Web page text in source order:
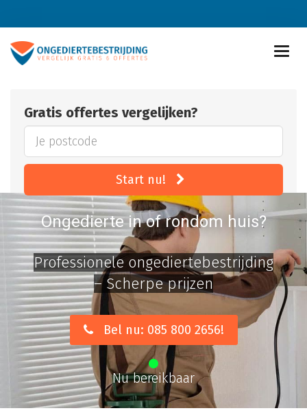
Gratis offertes vergelijken?
Start nu!
Ongedierte in of rondom huis?
Professionele ongediertebestrijding
– Scherpe prijzen
Bel nu: 085 800 2656!
Nu bereikbaar